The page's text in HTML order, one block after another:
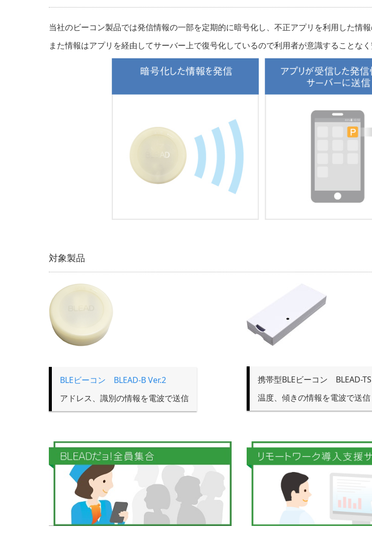
当社のビーコン製品では発信情報の一部を定期的に暗号化し、不正アプリを利用した情報
また情報はアプリを経由してサーバー上で復号化しているので利用者が意識することなく
対象製品
BLEビーコン BLEAD-B Ver.2
アドレス、識別の情報を電波で送信
携帯型BLEビーコン BLEAD-
温度、傾きの情報を電波で送信